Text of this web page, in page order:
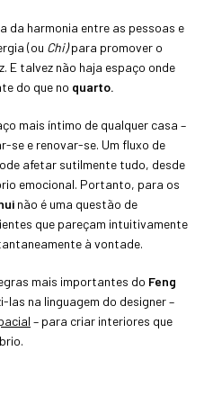
da harmonia entre as pessoas e
(ou Chi)para promover o
E talvez não haja espaço onde
do que no quarto.
mais íntimo de qualquer casa –
se e renovar-se. Um fluxo de
afetar sutilmente tudo, desde
emocional. Portanto, para os
não é uma questão de
que pareçam intuitivamente
à vontade.
mais importantes do Feng
las na linguagem do designer –
– para criar interiores que